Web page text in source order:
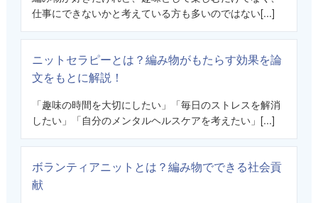
仕事にできないかと考えている方も多いのではない[...]
ニットセラピーとは？編み物がもたらす効果を論
文をもとに解説！
「趣味の時間を大切にしたい」「毎日のストレスを解消
したい」「自分のメンタルヘルスケアを考えたい」[...]
ボランティアニットとは？編み物でできる社会貢
献